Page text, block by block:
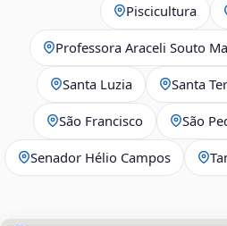
Piscicultura
Professora Araceli Souto
Santa Luzia Santa
São Francisco São
Senador Hélio Campos